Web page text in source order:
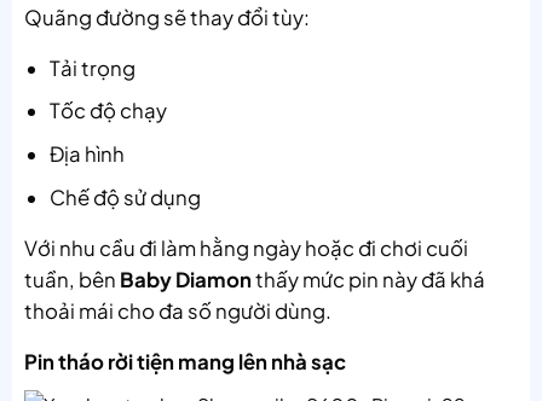
Quãng đường sẽ thay đổi tùy:
Tải trọng
Tốc độ chạy
Địa hình
Chế độ sử dụng
Với nhu cầu đi làm hằng ngày hoặc đi chơi cuối
tuần, bên Baby Diamonthấy mức pin này đã khá
thoải mái cho đa số người dùng.
Pin tháo rời tiện mang lên nhà sạc